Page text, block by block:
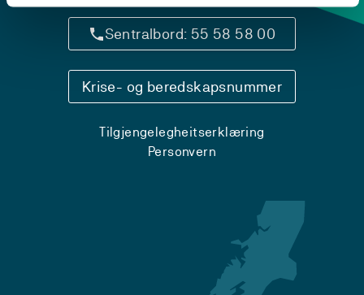
Sentralbord: 55 58 58 00
Krise- og beredskapsnummer
Tilgjengelegheitserklæring
Personvern